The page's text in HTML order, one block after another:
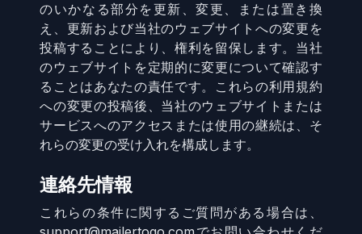
のいかなる部分を更新、変更、または置き換
え、更新および当社のウェブサイトへの変更を
投稿することにより、権利を留保します。当社
のウェブサイトを定期的に変更について確認す
ることはあなたの責任です。これらの利用規約
への変更の投稿後、当社のウェブサイトまたは
サービスへのアクセスまたは使用の継続は、そ
れらの変更の受け入れを構成します。
連絡先情報
これらの条件に関するご質問がある場合は、